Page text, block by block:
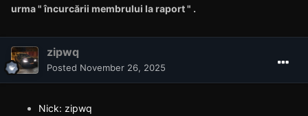
urma " încurcării membrului la raport " .
zipwq
Posted November 26, 2025
Nick: zipwq